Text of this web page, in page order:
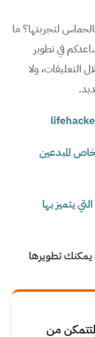
لتجربتها؟ ما
في تطوير
التعليقات، ولا
المبدعين
يتميز بها
تطويرها
من